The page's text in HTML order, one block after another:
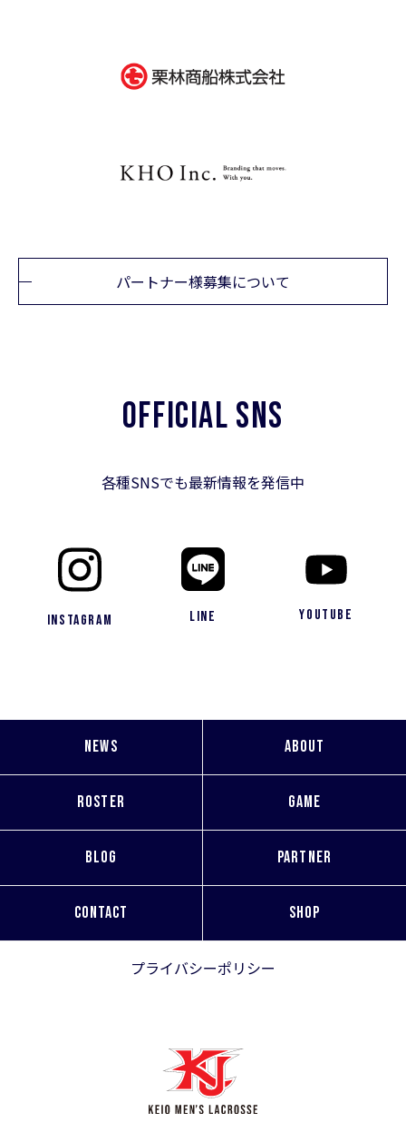
パートナー様募集について
OFFICIAL SNS
各種SNSでも最新情報を発信中
Instagram LINE YouTube
NEWS ABOUT
ROSTER GAME
BLOG PARTNER
CONTACT SHOP
プライバシーポリシー